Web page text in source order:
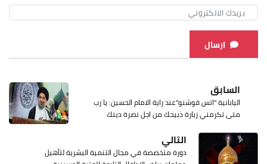
ارسال
السابق
اليابانية "اتس قوشنو"عند راية الامام الحسين: يا رب
متى تكرمني زيارة ذبيحك من اجل نصرة دينك
التالي
دورة متخصصة في مجال التنمية البشرية لتأهيل